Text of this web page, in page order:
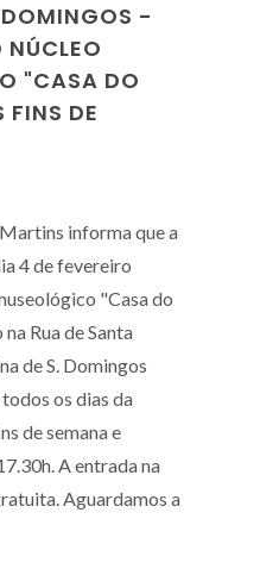
-
NÚCLEO
"CASA DO
FINS DE
informa que a
4 de fevereiro
"Casa do
Rua de Santa
de S. Domingos
os dias da
de semana e
A entrada na
Aguardamos a